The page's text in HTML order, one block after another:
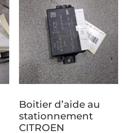
Boitier d’aide au
stationnement
CITROEN